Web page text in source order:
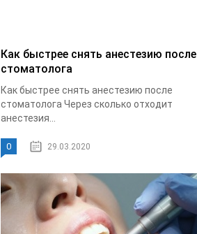
Как быстрее снять анестезию после
стоматолога
Как быстрее снять анестезию после
стоматолога Через сколько отходит
анестезия...
0 29.03.2020